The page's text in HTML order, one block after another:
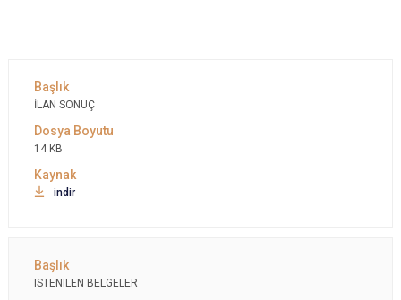
İLAN SONUÇ
14 KB
indir
ISTENILEN BELGELER